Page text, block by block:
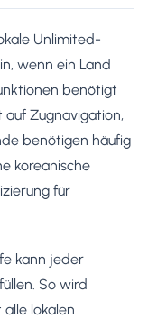
Unlimited-
wenn ein Land
benötigt
Zugnavigation,
benötigen häufig
koreanische
für
kann jeder
So wird
lokalen